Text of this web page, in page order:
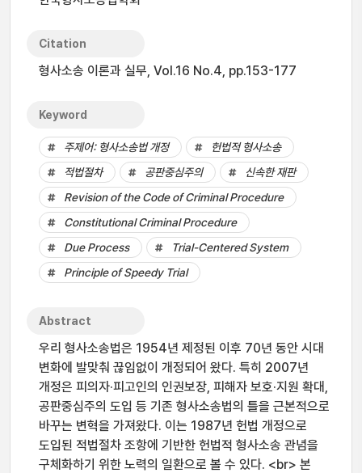
Citation
형사소송 이론과 실무, Vol.16 No.4, pp.153-177
Keyword
주제어: 형사소송법 개정
헌법적 형사소송
적법절차
공판중심주의
신속한 재판
Revision of the Code of Criminal Procedure
Constitutional Criminal Procedure
Due Process
Trial-Centered System
Principle of Speedy Trial
Abstract
우리 형사소송법은 1954년 제정된 이후 70년 동안 시대
변화에 발맞춰 끊임없이 개정되어 왔다. 특히 2007년
개정은 피의자·피고인의 인권보장, 피해자 보호·지원 확대,
공판중심주의 도입 등 기존 형사소송법의 틀을 근본적으로
바꾸는 변혁을 가져왔다. 이는 1987년 헌법 개정으로
도입된 적법절차 조항에 기반한 헌법적 형사소송 관념을
구체화하기 위한 노력의 일환으로 볼 수 있다. <br> 본